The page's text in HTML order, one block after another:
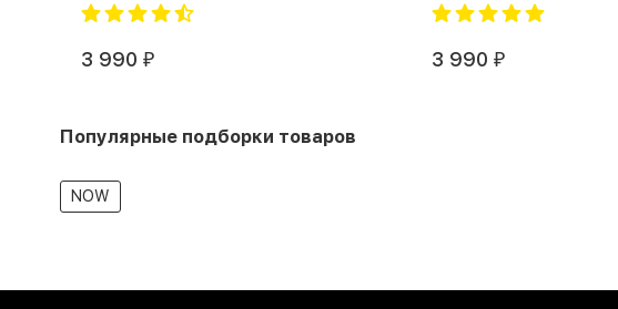
3 990 ₽ 3 990 ₽
Популярные подборки товаров
NOW